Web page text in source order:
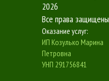
2026
Все права защищены
Оказание услуг:
ИП Козулько Марина
Петровна
УНП 291756841